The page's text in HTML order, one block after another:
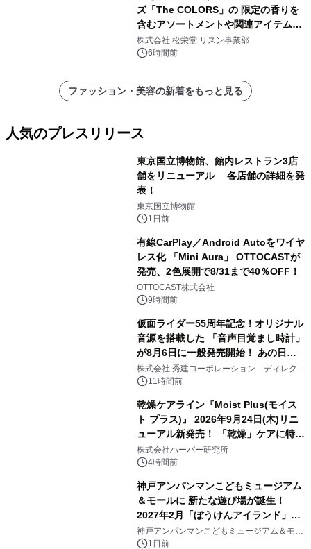
ズ「The COLORS」の 限定の香りを
含むアソートメントや関連アイテムを
8月6日発売
株式会社 松栄堂 リスン事業部
6時間前
ファッション・美容の新着をもっと見る
人気のプレスリリース
東京国立博物館、館内レストラン3店
舗をリニューアル 各店舗の詳細を発
表！
東京国立博物館
1日前
有線CarPlay／Android Autoをワイヤ
レス化 「Mini Aura」 OTTOCASTが
発売、2色展開で8/31まで40％OFF！
OTTOCAST株式会社
9時間前
仮面ライダー55周年記念！オリジナル
音源を搭載した 「音声目覚まし時計」
が8月6日に一般発売開始！ あの日の
大興奮が今甦る
株式会社 秀建コーポレーション ディレクト
アートギャラリー
11時間前
乾燥ケアライン『Moist Plus(モイス
ト プラス)』 2026年9月24日(木)リニ
ューアル新発売！ 「乾燥」ケアに特化
し、ライン使いで潤いに満ちた肌へ
株式会社ハーバー研究所
4時間前
神戸アンパンマンこどもミュージアム
＆モールに 新たな遊び場が誕生！
2027年2月「ぼうけんアイランド」が
オープン
神戸アンパンマンこどもミュージアム＆モー
ル 1日前